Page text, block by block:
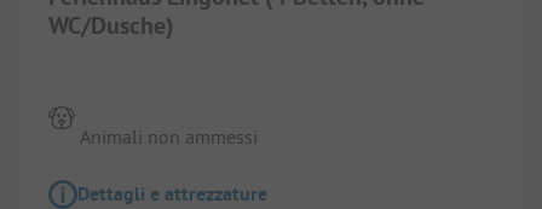
WC/Dusche)
Animali non ammessi
Dettagli e attrezzature